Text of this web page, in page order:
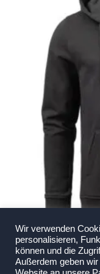
F95 x MD – Sweatjacke
54,95
Enthält 19% MwSt.
Wir verwenden
personalisieren,
können und die
Außerdem geben